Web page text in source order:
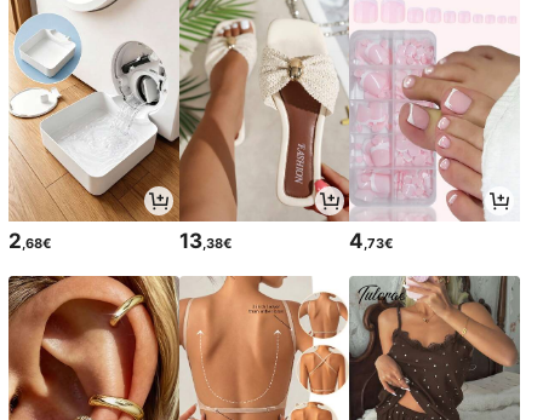
2,68€ 13,38€ 4,73€